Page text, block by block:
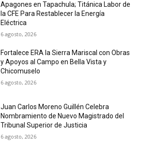
Apagones en Tapachula; Titánica Labor de
la CFE Para Restablecer la Energía
Eléctrica
6 agosto, 2026
Fortalece ERA la Sierra Mariscal con Obras
y Apoyos al Campo en Bella Vista y
Chicomuselo
6 agosto, 2026
Juan Carlos Moreno Guillén Celebra
Nombramiento de Nuevo Magistrado del
Tribunal Superior de Justicia
6 agosto, 2026